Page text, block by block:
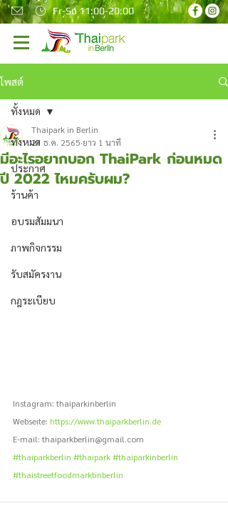
Fr-So 11:00-20:00
โพสต์
ทั้งหมด
ประกาศ
ร้านค้า
อบรมสัมมนา
ภาพกิจกรรม
รับสมัครงาน
กฎระเบียบ
ทั้งหมด
มีอะไรอยากบอก ThaiPark ก่อนหมด
ปี 2022 ไหมครับผม?
Thaipark in Berlin
27 ธ.ค. 2565 ยาว 1 นาที
Instagram: thaiparkinberlin
Webseite: https://www.thaiparkberlin.de
E-mail: thaiparkberlin@gmail.com
#thaiparkberlin #thaipark#thaiparkinberlin
#thaistreetfoodmarktinberlin